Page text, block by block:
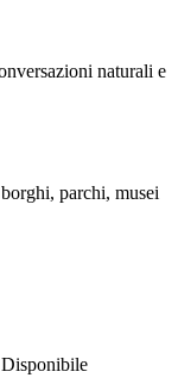
naturali e
parchi, musei